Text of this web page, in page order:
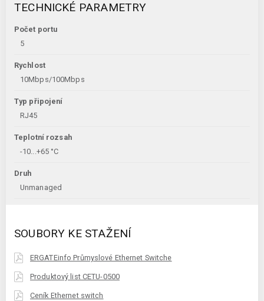
TECHNICKÉ PARAMETRY
Počet portu
5
Rychlost
10Mbps/100Mbps
Typ připojení
RJ45
Teplotní rozsah
-10...+65 °C
Druh
Unmanaged
SOUBORY KE STAŽENÍ
ERGATEinfo Průmyslové Ethernet Switche
Produktový list CETU-0500
Ceník Ethernet switch